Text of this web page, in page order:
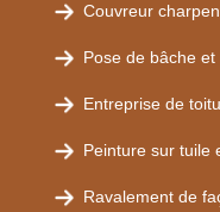
Couvreur
Pose de bâche
Entreprise de
Peinture sur tuile
Ravalement de